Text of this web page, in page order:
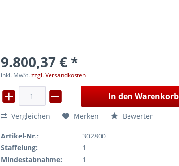
9.800,37 € *
inkl. MwSt.zzgl. Versandkosten
In den Warenkorb
Vergleichen Merken Bewerten
Artikel-Nr.:
302800
Staffelung:
1
Mindestabnahme:
1